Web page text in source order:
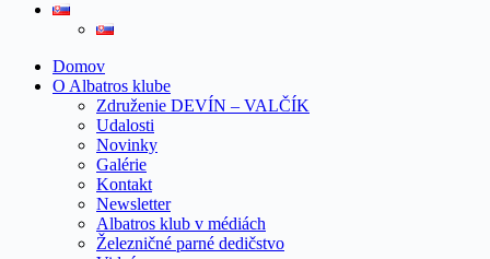
Domov
O Albatros klube
Združenie DEVÍN – VALČÍK
Udalosti
Novinky
Galérie
Kontakt
Newsletter
Albatros klub v médiách
Železničné parné dedičstvo